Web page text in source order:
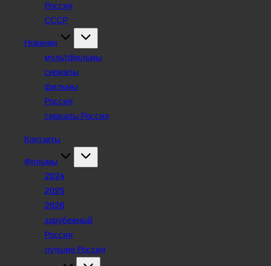
Россия
СССР
Новинки
мультфильмы
сериалы
фильмы
Россия
сериалы Россия
Контакты
Фильмы
2024
2025
2026
зарубежный
Россия
лучшие Россия